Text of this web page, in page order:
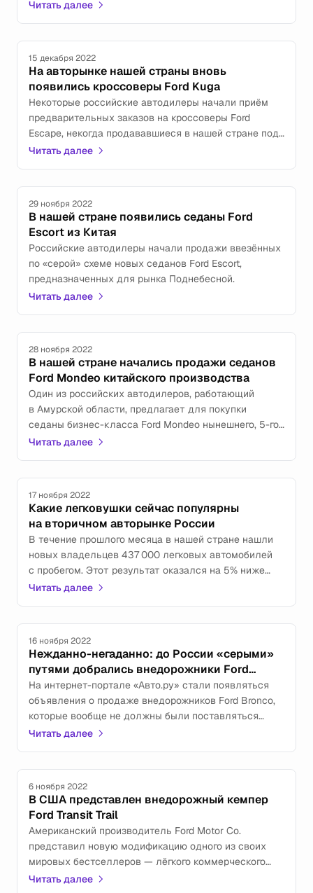
Ford Ranger, которые раньше в нашей стране
Читать далее
15 декабря 2022
На авторынке нашей страны вновь
появились кроссоверы Ford Kuga
Некоторые российские автодилеры начали приём
предварительных заказов на кроссоверы Ford
Escape, некогда продававшиеся в нашей стране под
названием Kuga.
Читать далее
29 ноября 2022
В нашей стране появились седаны Ford
Escort из Китая
Российские автодилеры начали продажи ввезённых
по «серой» схеме новых седанов Ford Escort,
предназначенных для рынка Поднебесной.
Читать далее
28 ноября 2022
В нашей стране начались продажи седанов
Ford Mondeo китайского производства
Один из российских автодилеров, работающий
в Амурской области, предлагает для покупки
седаны бизнес-класса Ford Mondeo нынешнего, 5-го
по счёту, поколения, которое было представлено
Читать далее
17 ноября 2022
Какие легковушки сейчас популярны
на вторичном авторынке России
В течение прошлого месяца в нашей стране нашли
новых владельцев 437 000 легковых автомобилей
с пробегом. Этот результат оказался на 5% ниже
показанного в сентябре и на 24% меньше показателя
Читать далее
16 ноября 2022
Нежданно-негаданно: до России «серыми»
путями добрались внедорожники Ford
Bronco
На интернет-портале «Авто.ру» стали появляться
объявления о продаже внедорожников Ford Bronco,
которые вообще не должны были поставляться
в нашу страну.
Читать далее
6 ноября 2022
В США представлен внедорожный кемпер
Ford Transit Trail
Американский производитель Ford Motor Co.
представил новую модификацию одного из своих
мировых бестселлеров — лёгкого коммерческого
автомобиля Ford Transit.
Читать далее